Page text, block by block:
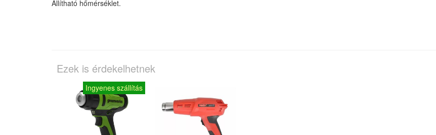
Állítható hőmérséklet.
Ezek is érdekelhetnek
Ingyenes szállítás